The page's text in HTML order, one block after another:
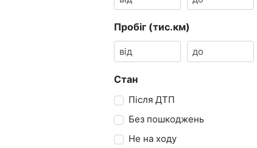
Пробіг (тис.км)
Стан
Після ДТП
Без пошкоджень
Не на ходу